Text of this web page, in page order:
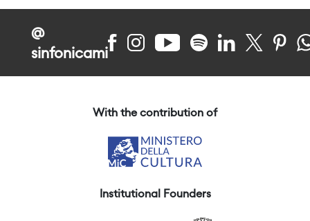
@
sinfonicami
With the contribution of
Institutional Founders